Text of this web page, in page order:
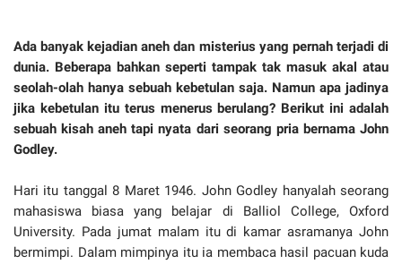
Ada banyak kejadian aneh dan misterius yang pernah terjadi di
dunia. Beberapa bahkan seperti tampak tak masuk akal atau
seolah-olah hanya sebuah kebetulan saja. Namun apa jadinya
jika kebetulan itu terus menerus berulang? Berikut ini adalah
sebuah kisah aneh tapi nyata dari seorang pria bernama John
Godley.
Hari itu tanggal 8 Maret 1946. John Godley hanyalah seorang
mahasiswa biasa yang belajar di Balliol College, Oxford
University. Pada jumat malam itu di kamar asramanya John
bermimpi. Dalam mimpinya itu ia membaca hasil pacuan kuda